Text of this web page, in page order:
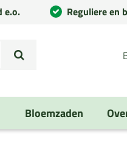
e.o. Reguliere en
Bloemzaden